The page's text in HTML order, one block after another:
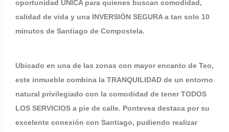
oportunidad ÚNICA para quienes buscan comodidad,
calidad de vida y una INVERSIÓN SEGURA a tan solo 10
minutos de Santiago de Compostela.
Ubicado en una de las zonas con mayor encanto de Teo,
este inmueble combina la TRANQUILIDAD de un entorno
natural privilegiado con la comodidad de tener TODOS
LOS SERVICIOS a pie de calle. Pontevea destaca por su
excelente conexión con Santiago, pudiendo realizar